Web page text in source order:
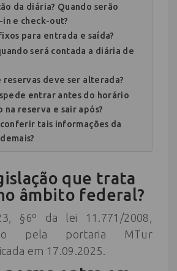
da diária? Quando serão
e check-out?
para entrada e saída?
será contada a diária de
deve ser alterada?
entrar antes do horário
na reserva e sair após?
tais informações da
que trata
âmbito federal?
§6º da lei 11.771/2008,
pela portaria MTur
em 17.09.2025.